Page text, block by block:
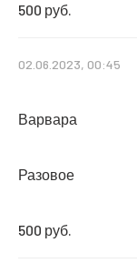
500 руб.
02.06.2023, 00:45
Варвара
Разовое
500 руб.